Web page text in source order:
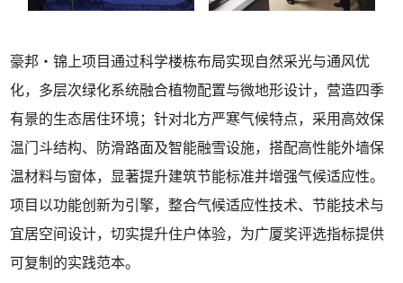
豪邦・锦上项目通过科学楼栋布局实现自然采光与通风优
化，多层次绿化系统融合植物配置与微地形设计，营造四季
有景的生态居住环境；针对北方严寒气候特点，采用高效保
温门斗结构、防滑路面及智能融雪设施，搭配高性能外墙保
温材料与窗体，显著提升建筑节能标准并增强气候适应性。
项目以功能创新为引擎，整合气候适应性技术、节能技术与
宜居空间设计，切实提升住户体验，为广厦奖评选指标提供
可复制的实践范本。